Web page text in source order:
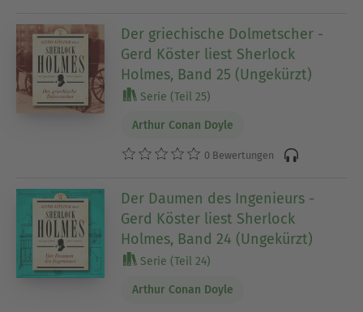
Der griechische Dolmetscher -
Gerd Köster liest Sherlock
Holmes, Band 25 (Ungekürzt)
Serie (Teil 25)
Arthur Conan Doyle
0 Bewertungen
Der Daumen des Ingenieurs -
Gerd Köster liest Sherlock
Holmes, Band 24 (Ungekürzt)
Serie (Teil 24)
Arthur Conan Doyle